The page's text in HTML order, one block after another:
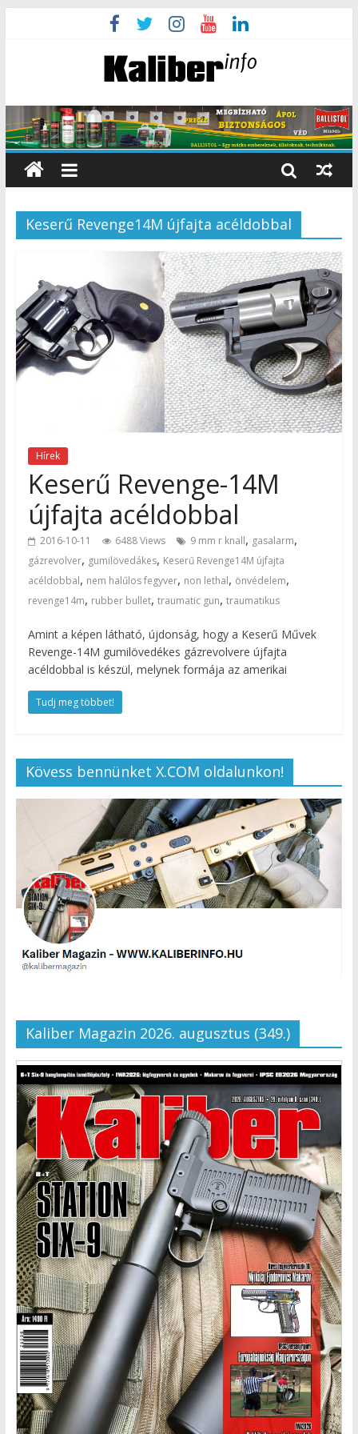
Keserű Revenge14M újfajta acéldobbal
Hírek
Keserű Revenge-14M
újfajta acéldobbal
2016-10-11 6488 Views 9 mm r knall, gasalarm,
gázrevolver, gumilövedákes, Keserű Revenge14M újfajta
acéldobbal, nem halűlos fegyver, non lethal, önvédelem,
revenge14m, rubber bullet, traumatic gun, traumatikus
Amint a képen látható, újdonság, hogy a Keserű Művek
Revenge-14M gumilövedékes gázrevolvere újfajta
acéldobbal is készül, melynek formája az amerikai
Tudj meg többet!
Kövess bennünket X.COM oldalunkon!
Kaliber Magazin 2026. augusztus (349.)